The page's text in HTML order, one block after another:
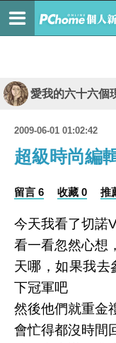
愛我的六十六個
2009-06-01 01:02:42
超級時尚編
留言 6 收藏 0 推
今天我看了切諾
看一看忽然心想，
天哪，如果我去
下冠軍吧
然後他們就重金
會忙得都沒時間